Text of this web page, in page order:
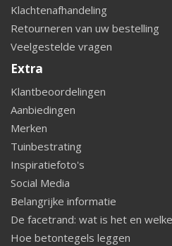
Klachtenafhandeling
Retourneren van uw bestelling
Veelgestelde vragen
Extra
Klantbeoordelingen
Aanbiedingen
Merken
Tuinbestrating
Inspiratiefoto's
Social Media
Belangrijke informatie
De facetrand: wat is het en
Hoe betontegels leggen